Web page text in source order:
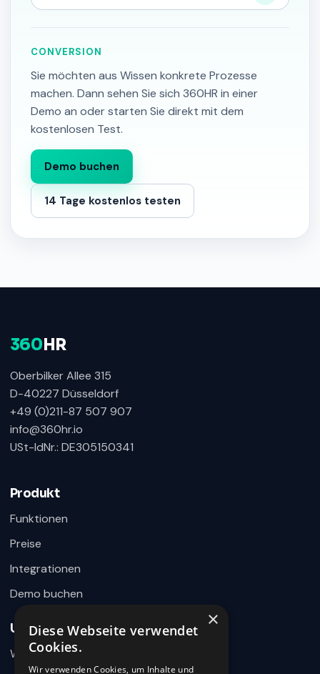
CONVERSION
Sie möchten aus Wissen konkrete Prozesse
machen. Dann sehen Sie sich 360HR in einer
Demo an oder starten Sie direkt mit dem
kostenlosen Test.
Demo buchen
14 Tage kostenlos testen
360 HR
Oberbilker Allee 315
D-40227 Düsseldorf
+49 (0)211-87 507 907
info@360hr.io
USt-IdNr.: DE305150341
Produkt
Funktionen
Preise
Integrationen
Demo buchen
Unternehmen
Warum 360HR
360HR Chat
Wie können wir helfen?
hier im Chat zurück.
×
Diese Webseite verwendet
Cookies.
Wir verwenden Cookies, um Inhalte und